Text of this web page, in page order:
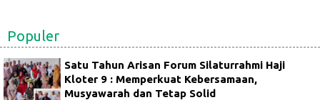
Populer
Satu Tahun Arisan Forum Silaturrahmi Haji
Kloter 9 : Memperkuat Kebersamaan,
Musyawarah dan Tetap Solid